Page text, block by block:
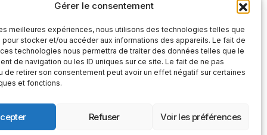
Gérer le consentement
meilleures expériences, nous utilisons des technologies telles que
stocker et/ou accéder aux informations des appareils. Le fait de
technologies nous permettra de traiter des données telles que le
de navigation ou les ID uniques sur ce site. Le fait de ne pas
de retirer son consentement peut avoir un effet négatif sur certaines
et fonctions.
Refuser Voir les préférences
S'abonner
S'abonner
vous confirmez que vous avez lu et
confidentialité et nosconditions